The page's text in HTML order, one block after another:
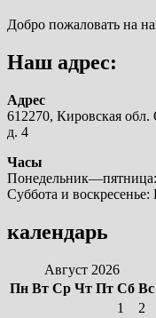
Добро пожаловать на
Наш адрес:
Адрес
612270, Кировская
д. 4
Часы
Суббота и
календарь
Август 2026
Пн Вт Ср Чт Пт Сб Вс
1
2